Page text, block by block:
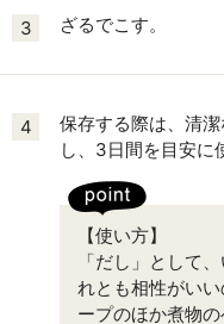
3 ざるでこす。
4
保存する際は、清
し、3日間を目安に
【使い方】
「だし」として
れとも相性がい
ープのほか煮物の